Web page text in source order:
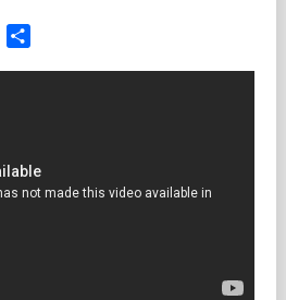
Copy